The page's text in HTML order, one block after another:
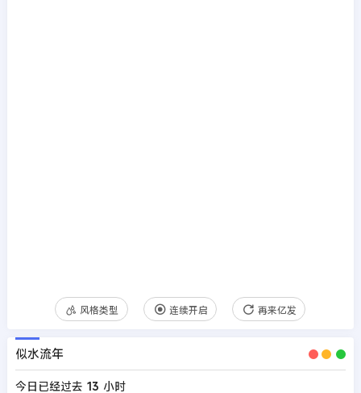
风格类型 连续开启 再来亿发
似水流年
今日已经过去 13 小时